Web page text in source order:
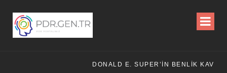
DONALD E. SUPER’IN BENLIK KAVRAMI KURAMI